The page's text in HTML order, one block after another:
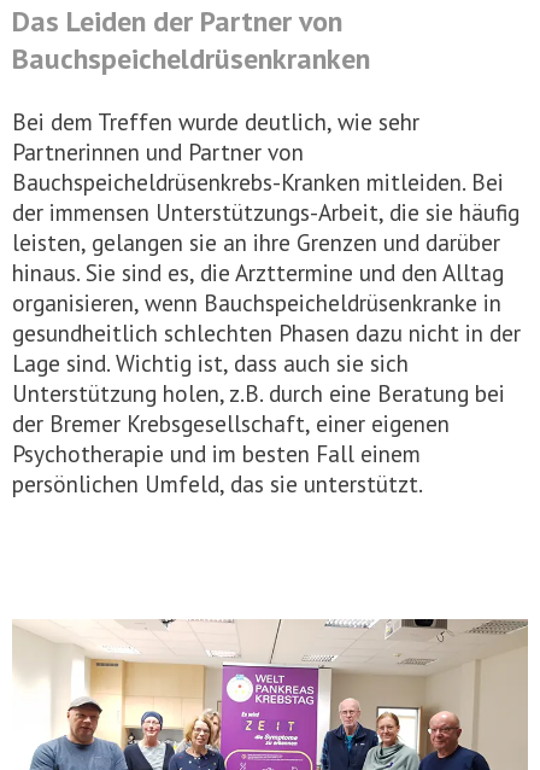
Das Leiden der Partner von
Bauchspeicheldrüsenkranken
Bei dem Treffen wurde deutlich, wie sehr
Partnerinnen und Partner von
Bauchspeicheldrüsenkrebs-Kranken mitleiden. Bei
der immensen Unterstützungs-Arbeit, die sie häufig
leisten, gelangen sie an ihre Grenzen und darüber
hinaus. Sie sind es, die Arzttermine und den Alltag
organisieren, wenn Bauchspeicheldrüsenkranke in
gesundheitlich schlechten Phasen dazu nicht in der
Lage sind. Wichtig ist, dass auch sie sich
Unterstützung holen, z.B. durch eine Beratung bei
der Bremer Krebsgesellschaft, einer eigenen
Psychotherapie und im besten Fall einem
persönlichen Umfeld, das sie unterstützt.